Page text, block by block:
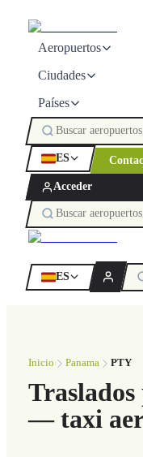
Aeropuertos
Ciudades
Países
ES
Acceder
ES
Inicio Panama PTY
— taxi